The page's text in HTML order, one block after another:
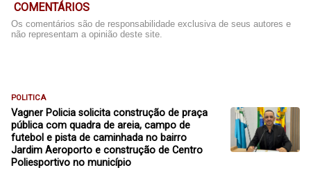
COMENTÁRIOS
Os comentários são de responsabilidade exclusiva de seus autores e
não representam a opinião deste site.
POLITICA
Vagner Policia solicita construção de praça
pública com quadra de areia, campo de
futebol e pista de caminhada no bairro
Jardim Aeroporto e construção de Centro
Poliesportivo no município